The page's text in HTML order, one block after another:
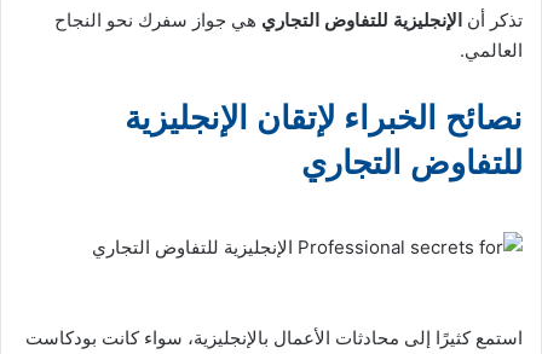
تذكر أن الإنجليزية للتفاوض التجاري هي جواز سفرك نحو النجاح
العالمي.
نصائح الخبراء لإتقان الإنجليزية
للتفاوض التجاري
استمع كثيرًا إلى محادثات الأعمال بالإنجليزية، سواء كانت بودكاست